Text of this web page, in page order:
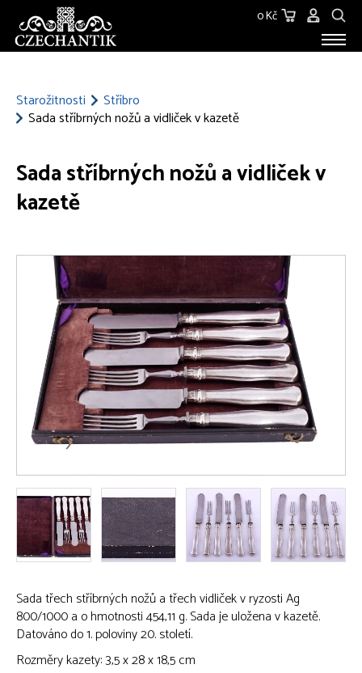
0 Kč
Starožitnosti
Stříbro
Sada stříbrných nožů a vidliček v kazetě
Sada stříbrných nožů a vidliček v
kazetě
Sada třech stříbrných nožů a třech vidliček v ryzosti Ag
800/1000 a o hmotnosti 454,11 g. Sada je uložena v kazetě.
Datováno do 1. poloviny 20. století.
Rozměry kazety: 3,5 x 28 x 18,5 cm